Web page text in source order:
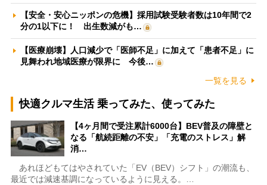
【安全・安心ニッポンの危機】採用試験受験者数は10年間で2
分の1以下に！ 出生数減がも…
【医療崩壊】人口減少で「医師不足」に加えて「患者不足」に
見舞われ地域医療が限界に 今後…
一覧を見る
快適クルマ生活 乗ってみた、使ってみた
【4ヶ月間で受注累計6000台】BEV普及の障壁と
なる「航続距離の不安」「充電のストレス」解
消…
あれほどもてはやされていた「EV（BEV）シフト」の潮流も、
最近では減速基調になっているように見える。…